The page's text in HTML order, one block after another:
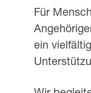
Für
ein